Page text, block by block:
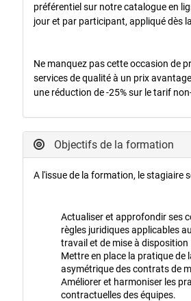
préférentiel sur notre catalogue en
jour et par participant, appliqué dès
Ne manquez pas cette occasion de
services de qualité à un prix
une réduction de -25% sur le tarif
Objectifs de la formation
A l'issue de la formation, le stagiaire
Actualiser et approfondir ses
règles juridiques applicables
travail et de mise à disposition
Mettre en place la pratique de
asymétrique des contrats de
Améliorer et harmoniser les
contractuelles des équipes.